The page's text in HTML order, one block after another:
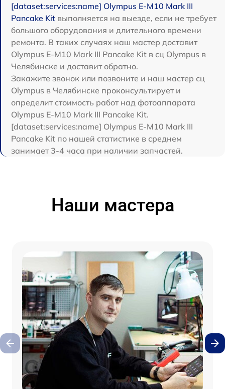
[dataset:services:name] Olympus E-M10 Mark III
Pancake Kit выполняется на выезде, если не требует
большого оборудования и длительного времени
ремонта. В таких случаях наш мастер доставит
Olympus E-M10 Mark III Pancake Kit в сц Olympus в
Челябинске и доставит обратно.
Закажите звонок или позвоните и наш мастер сц
Olympus в Челябинске проконсультирует и
определит стоимость работ над фотоаппарата
Olympus E-M10 Mark III Pancake Kit.
[dataset:services:name] Olympus E-M10 Mark III
Pancake Kit по нашей статистике в среднем
занимает 3-4 часа при наличии запчастей.
Наши мастера